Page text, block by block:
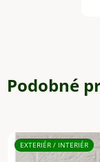
Podobné
EXTERIÉR / INTERIÉR